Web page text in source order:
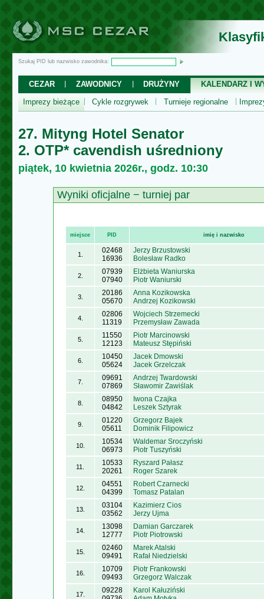
Szukaj PID lub nazwisko zawodnika:
CEZAR ZAWODNICY DRUŻYNY
KALENDARZ I
Imprezy bieżące
Cykle rozgrywek Turnieje regionalne
27. Mityng Hotel Senator
2. OTP* cavendish uśredniony
piątek, 10 kwietnia 2026r., godz. 10:30
Wyniki oficjalne − turniej par
miejsce PID imię i nazwisko
1.
02468
16936
Jerzy Brzustowski
Bolesław Radko
2.
07939
07940
Elżbieta Waniurska
Piotr Waniurski
3.
20186
05670
Anna Kozikowska
Andrzej Kozikowski
4.
02806
11319
Wojciech Strzemecki
Przemysław Zawada
5.
11550
12123
Piotr Marcinowski
Mateusz Stępiński
6.
10450
05624
Jacek Dmowski
Jacek Grzelczak
7.
09691
07869
Andrzej Twardowski
Sławomir Zawiślak
8.
08950
04842
Iwona Czajka
Leszek Sztyrak
9.
01220
05611
Grzegorz Bajek
Dominik Filipowicz
10.
10534
06973
Waldemar Sroczyński
Piotr Tuszyński
11.
10533
20261
Ryszard Pałasz
Roger Szarek
12.
04551
04399
Robert Czarnecki
Tomasz Patalan
13.
03104
03562
Kazimierz Cios
Jerzy Ujma
14.
13098
12777
Damian Garczarek
Piotr Piotrowski
15.
02460
09491
Marek Atalski
Rafał Niedzielski
16.
10709
09493
Piotr Frankowski
Grzegorz Walczak
17.
09228
Karol Kałuziński